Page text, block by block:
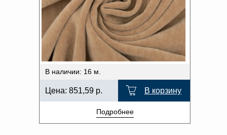
В наличии: 16 м.
Цена: 851,59 р. В корзину
Подробнее